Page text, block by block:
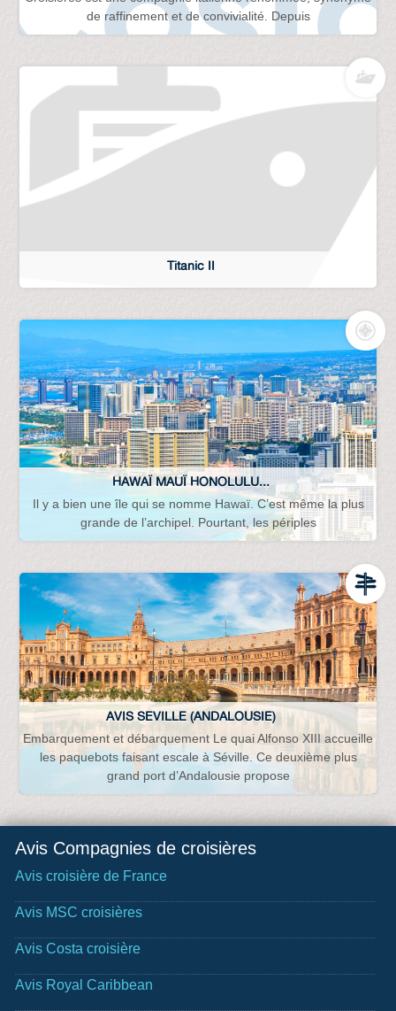
de raffinement et de convivialité. Depuis
Titanic II
HAWAÏ MAUÏ HONOLULU...
Il y a bien une île qui se nomme Hawaï. C’est même la plus
grande de l’archipel. Pourtant, les périples
AVIS SEVILLE (ANDALOUSIE)
Embarquement et débarquement Le quai Alfonso XIII accueille
les paquebots faisant escale à Séville. Ce deuxième plus
grand port d’Andalousie propose
Avis Compagnies de croisières
Avis croisière de France
Avis MSC croisières
Avis Costa croisière
Avis Royal Caribbean